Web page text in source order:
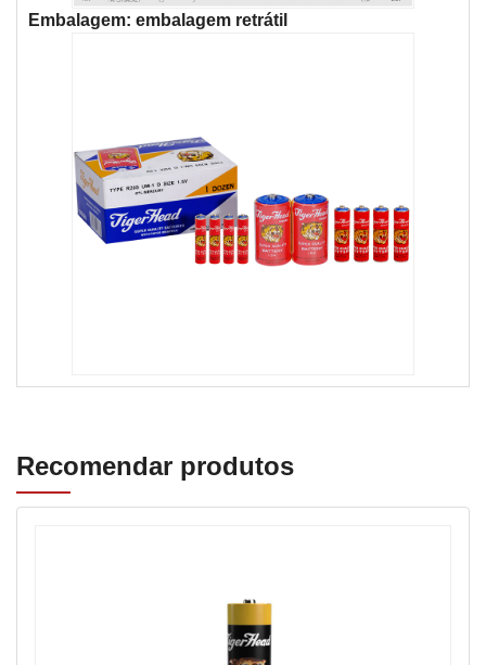
Embalagem: embalagem retrátil
Recomendar produtos